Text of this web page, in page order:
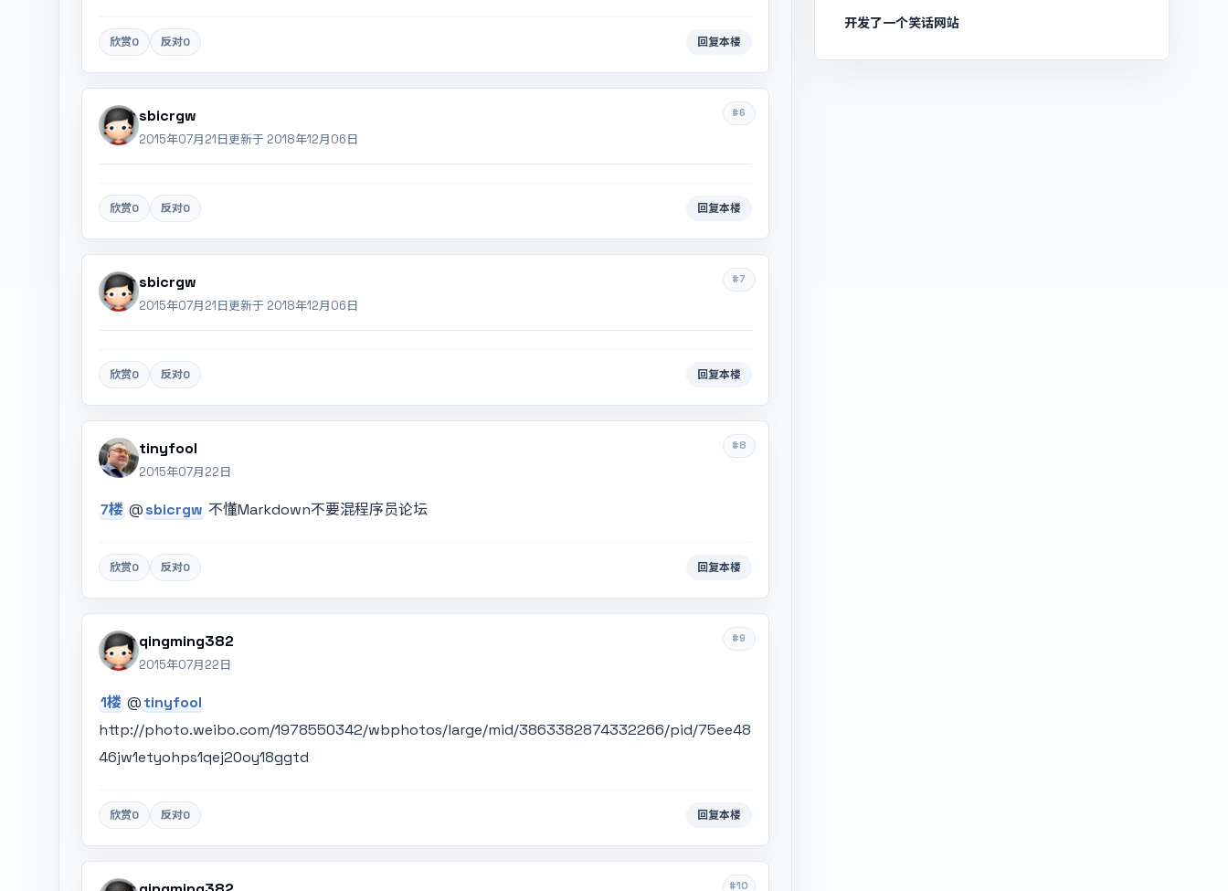
欣赏0 反对0 回复本楼
#6
sbicrgw
2015年07月21日更新于 2018年12月06日
欣赏0 反对0 回复本楼
#7
sbicrgw
2015年07月21日更新于 2018年12月06日
欣赏0 反对0 回复本楼
#8
tinyfool
2015年07月22日
7楼 @sbicrgw 不懂Markdown不要混程序员论坛
欣赏0 反对0 回复本楼
#9
qingming382
2015年07月22日
1楼 @tinyfool
http://photo.weibo.com/1978550342/wbphotos/large/mid/3863382874332266/pid/75ee48
46jw1etyohps1qej20oy18ggtd
欣赏0 反对0 回复本楼
#10
开发了一个笑话网站